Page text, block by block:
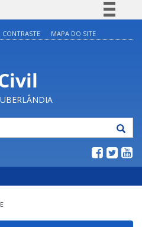
Legislação
Canais
MAPA DO SITE